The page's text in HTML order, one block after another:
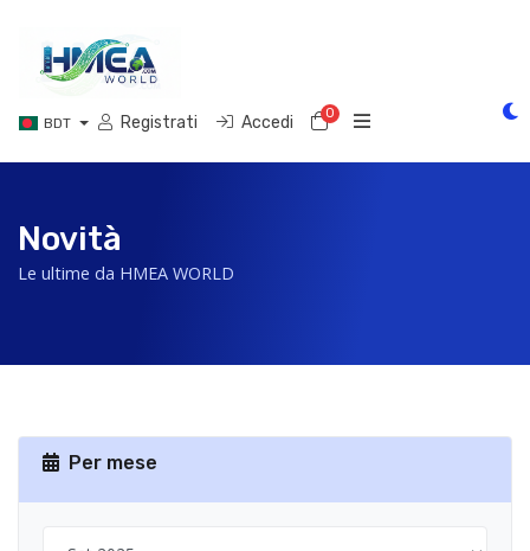
BDT Registrati Accedi 0Carrello
Novità
Le ultime da HMEA WORLD
Per mese